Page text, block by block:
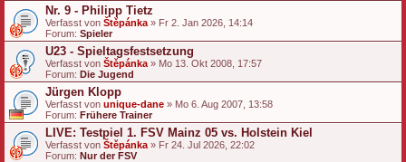
Nr. 9 - Philipp Tietz
Verfasst von Štěpánka » Fr 2. Jan 2026, 14:14
Forum: Spieler
U23 - Spieltagsfestsetzung
Verfasst von Štěpánka » Mo 13. Okt 2008, 17:57
Forum: Die Jugend
Jürgen Klopp
Verfasst von unique-dane » Mo 6. Aug 2007, 13:58
Forum: Frühere Trainer
LIVE: Testpiel 1. FSV Mainz 05 vs. Holstein Kiel
Verfasst von Štěpánka » Fr 24. Jul 2026, 22:02
Forum: Nur der FSV